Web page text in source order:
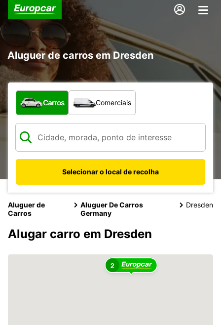
Aluguer de carros em Dresden
Que tipo de veículo pretende?
Carros Comerciais
Selecionar o local de recolha
Aluguer de
Carros
Aluguer De Carros
Germany
Dresden
Alugar carro em Dresden
2